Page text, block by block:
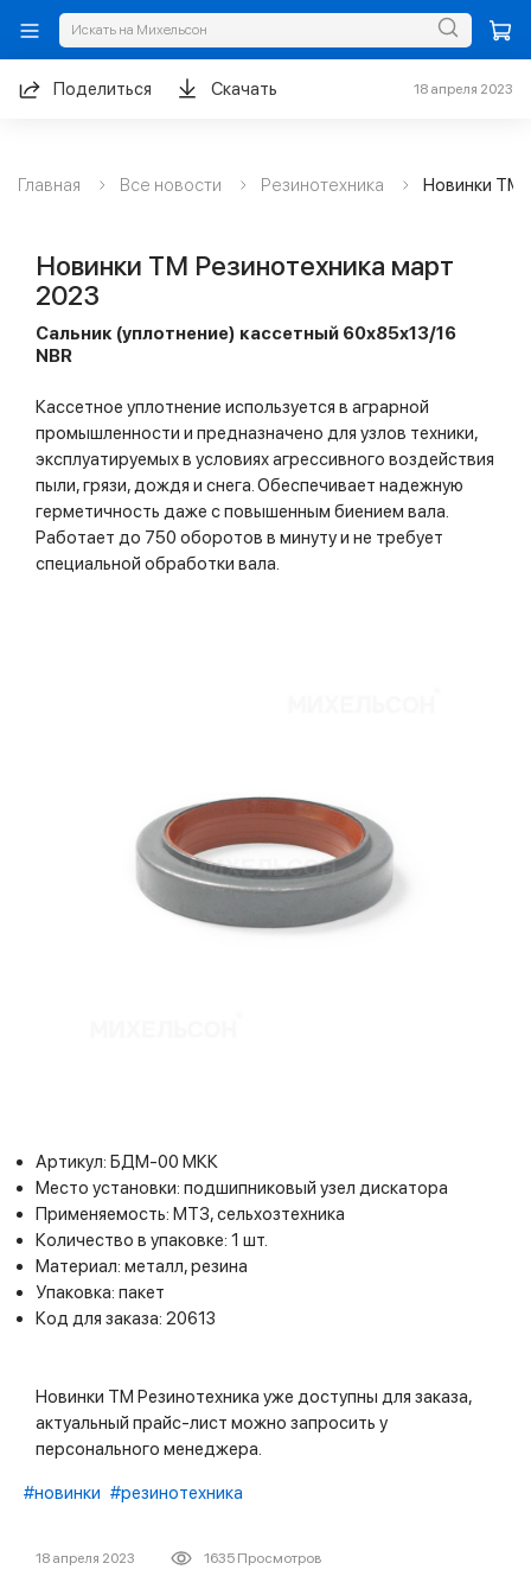
Главная Все новости Резинотехника Новинки ТМ
Поделиться Скачать 18 апреля 2023
Новинки ТМ Резинотехника март
2023
Сальник (уплотнение) кассетный 60х85х13/16
NBR
Кассетное уплотнение используется в аграрной
промышленности и предназначено для узлов техники,
эксплуатируемых в условиях агрессивного воздействия
пыли, грязи, дождя и снега. Обеспечивает надежную
герметичность даже с повышенным биением вала.
Работает до 750 оборотов в минуту и не требует
специальной обработки вала.
Артикул: БДМ-00 МКК
Место установки: подшипниковый узел дискатора
Применяемость: МТЗ, сельхозтехника
Количество в упаковке: 1 шт.
Материал: металл, резина
Упаковка: пакет
Код для заказа: 20613
Новинки ТМ Резинотехника уже доступны для заказа,
актуальный прайс-лист можно запросить у
персонального менеджера.
#новинки #резинотехника
18 апреля 2023 1635 Просмотров